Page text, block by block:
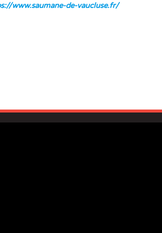
www.saumane-de-vaucluse.fr/